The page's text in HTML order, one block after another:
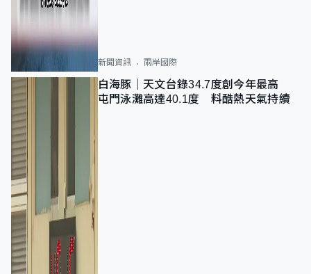
新聞資訊 兩岸國際
白海豚｜天文台錄34.7度創今年最高
屯門泳灘高達40.1度 料酷熱天氣持續